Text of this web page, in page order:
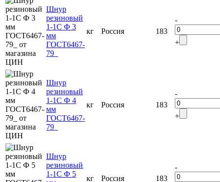
Шнур
резиновый
1-1С Ф 3
мм
ГОСТ6467-
79_
кг Россия 183
-
+
Шнур
резиновый
1-1С Ф 4
мм
ГОСТ6467-
79_
кг Россия 183
-
+
Шнур
резиновый
1-1С Ф 5
кг Россия 183
-